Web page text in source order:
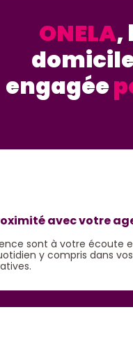
ONELA,
engagée
avec votre
sont à votre écoute
y compris dans vos